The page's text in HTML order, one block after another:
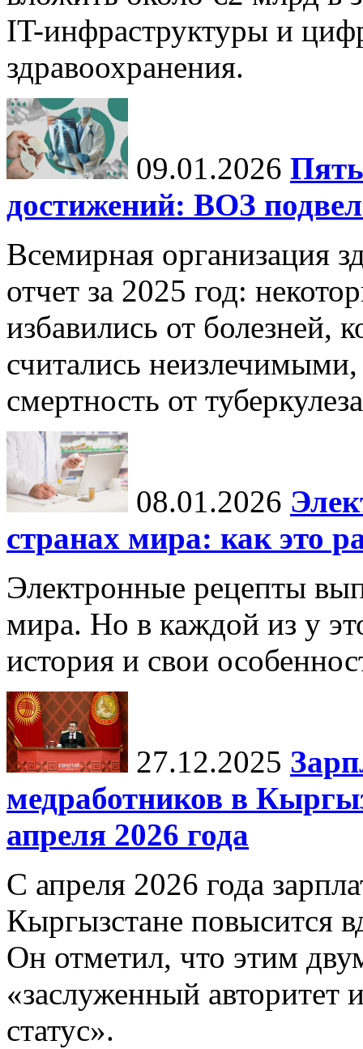
IT-инфраструктуры и
здравоохранения.
09.01.2026
достижений: ВОЗ
Всемирная организация
отчет за 2025 год:
избавились от болезней,
считались неизлечимыми,
смертность от
08.01.2026
странах мира: как это
Электронные рецепты
мира. Но в каждой из у
история и свои
27.12.2025
медработников в
апреля 2026 года
С апреля 2026 года
Кыргызстане повысится
Он отметил, что этим
«заслуженный
статус».